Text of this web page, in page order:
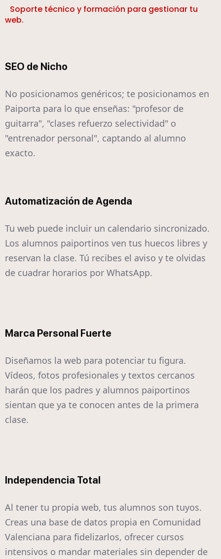
Soporte técnico y formación para gestionar tu
web.
SEO de Nicho
No posicionamos genéricos; te posicionamos en
Paiporta para lo que enseñas: "profesor de
guitarra", "clases refuerzo selectividad" o
"entrenador personal", captando al alumno
exacto.
Automatización de Agenda
Tu web puede incluir un calendario sincronizado.
Los alumnos paiportinos ven tus huecos libres y
reservan la clase. Tú recibes el aviso y te olvidas
de cuadrar horarios por WhatsApp.
Marca Personal Fuerte
Diseñamos la web para potenciar tu figura.
Vídeos, fotos profesionales y textos cercanos
harán que los padres y alumnos paiportinos
sientan que ya te conocen antes de la primera
clase.
Independencia Total
Al tener tu propia web, tus alumnos son tuyos.
Creas una base de datos propia en Comunidad
Valenciana para fidelizarlos, ofrecer cursos
intensivos o mandar materiales sin depender de